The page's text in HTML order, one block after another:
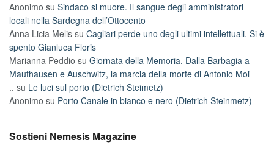
Anonimo su Sindaco si muore. Il sangue degli amministratori
locali nella Sardegna dell’Ottocento
Anna Licia Melis su Cagliari perde uno degli ultimi intellettuali. Si è
spento Gianluca Floris
Marianna Peddio su Giornata della Memoria. Dalla Barbagia a
Mauthausen e Auschwitz, la marcia della morte di Antonio Moi
.. su Le luci sul porto (Dietrich Steimetz)
Anonimo su Porto Canale in bianco e nero (Dietrich Steinmetz)
Sostieni Nemesis Magazine